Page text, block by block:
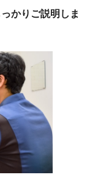
かりご説明しま